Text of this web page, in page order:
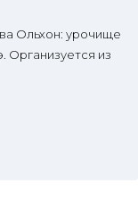
Ольхон: урочище
Организуется из